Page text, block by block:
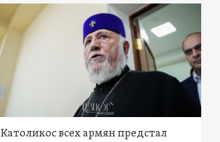
Католикос всех армян предстал